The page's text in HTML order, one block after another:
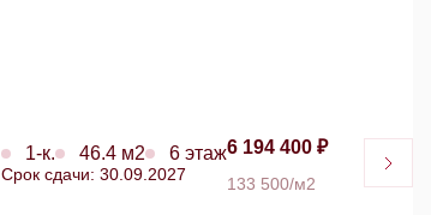
1-к. 46.4 м2 6 этаж
Срок сдачи: 30.09.2027
6 194 400 ₽
133 500/м2